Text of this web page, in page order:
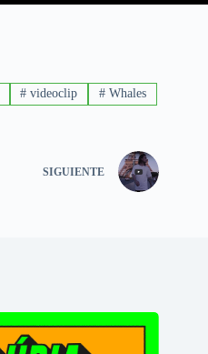
# videoclip # Whales
SIGUIENTE